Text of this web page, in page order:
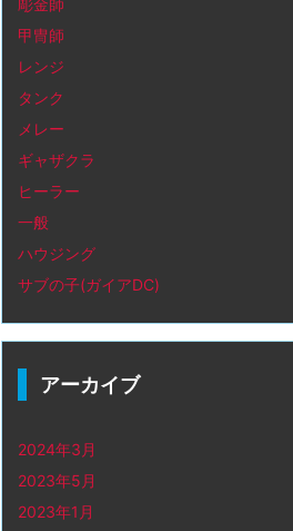
甲冑師
レンジ
タンク
メレー
ギャザクラ
ヒーラー
一般
ハウジング
サブの子(ガイアDC)
アーカイブ
2024年3月
2023年5月
2023年1月